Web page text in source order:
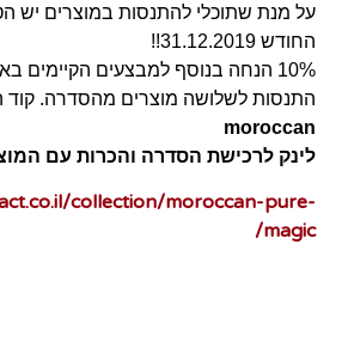
על מנת שתוכלי להתנסות במוצרים יש
החודש 31.12.2019!!
10% הנחה בנוסף למבצעים הקיימים
התנסות לשלושה מוצרים מהסדרה. קוד
moroccan
לינק לרכישת הסדרה והכרות עם
collection/moroccan-pure-
magic/